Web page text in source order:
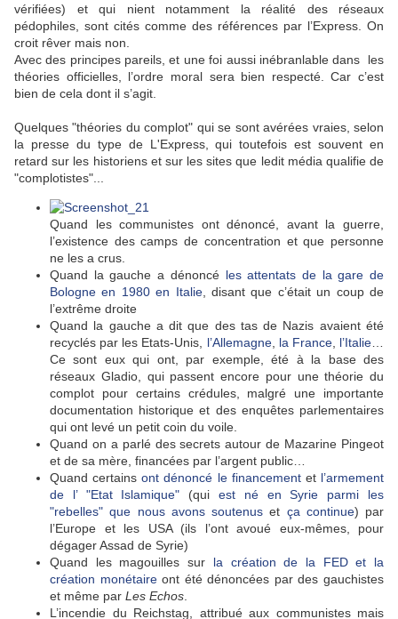
vérifiées) et qui nient notamment la réalité des réseaux
pédophiles, sont cités comme des références par l’Express. On
croit rêver mais non.
Avec des principes pareils, et une foi aussi inébranlable dans les
théories officielles, l’ordre moral sera bien respecté. Car c’est
bien de cela dont il s’agit.
Quelques "théories du complot" qui se sont avérées vraies, selon
la presse du type de L'Express, qui toutefois est souvent en
retard sur les historiens et sur les sites que ledit média qualifie de
"complotistes"...
Quand les communistes ont dénoncé, avant la guerre,
l’existence des camps de concentration et que personne
ne les a crus.
Quand la gauche a dénoncé les attentats de la gare de
Bologne en 1980 en Italie, disant que c’était un coup de
l’extrême droite
Quand la gauche a dit que des tas de Nazis avaient été
recyclés par les Etats-Unis, l’Allemagne, la France, l’Italie
Ce sont eux qui ont, par exemple, été à la base des
réseaux Gladio, qui passent encore pour une théorie du
complot pour certains crédules, malgré une importante
documentation historique et des enquêtes parlementaires
qui ont levé un petit coin du voile.
Quand on a parlé des secrets autour de Mazarine Pingeot
et de sa mère, financées par l’argent public…
Quand certainsont dénoncé le financementet l’armement
de l’ "Etat Islamique" (quiest né en Syrie parmi les
"rebelles" que nous avons soutenus et ça continue) par
l’Europe et les USA (ils l’ont avoué eux-mêmes, pour
dégager Assad de Syrie)
Quand les magouilles sur la création de la FED et la
création monétaireont été dénoncées par des gauchistes
et même par Les Echos
L’incendie du Reichstag, attribué aux communistes mais